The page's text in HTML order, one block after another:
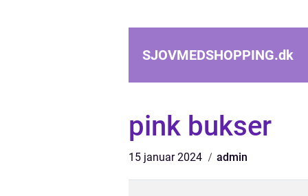
SJOVMEDSHOPPING.dk
pink bukser
15 januar 2024 admin